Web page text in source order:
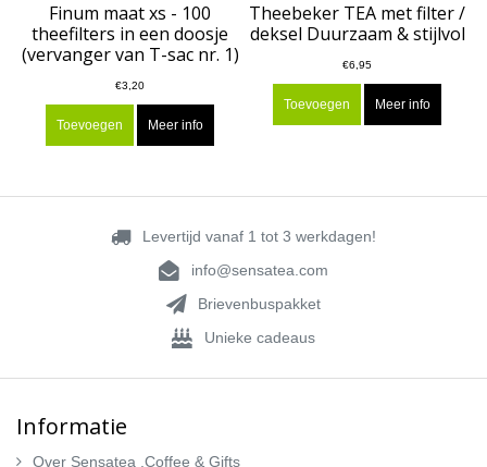
Finum maat xs - 100
theefilters in een doosje
(vervanger van T-sac nr. 1)
€3,20
Toevoegen Meer info
Theebeker TEA met filter /
deksel Duurzaam & stijlvol
€6,95
Toevoegen Meer info
Levertijd vanaf 1 tot 3 werkdagen!
info@sensatea.com
Brievenbuspakket
Unieke cadeaus
Informatie
Over Sensatea ,Coffee & Gifts